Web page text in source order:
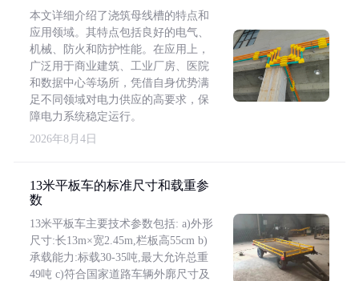
本文详细介绍了浇筑母线槽的特点和
应用领域。其特点包括良好的电气、
机械、防火和防护性能。在应用上，
广泛用于商业建筑、工业厂房、医院
和数据中心等场所，凭借自身优势满
足不同领域对电力供应的高要求，保
障电力系统稳定运行。
2026年8月4日
13米平板车的标准尺寸和载重参
数
13米平板车主要技术参数包括: a)外形
尺寸:长13m×宽2.45m,栏板高55cm b)
承载能力:标载30-35吨,最大允许总重
49吨 c)符合国家道路车辆外廓尺寸及